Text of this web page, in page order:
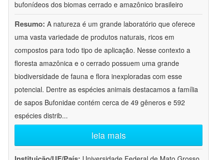
bufonídeos dos biomas cerrado e amazônico brasileiro
Resumo: A natureza é um grande laboratório que oferece
uma vasta variedade de produtos naturais, ricos em
compostos para todo tipo de aplicação. Nesse contexto a
floresta amazônica e o cerrado possuem uma grande
biodiversidade de fauna e flora inexploradas com esse
potencial. Dentre as espécies animais destacamos a família
de sapos Bufonidae contém cerca de 49 gêneros e 592
espécies distrib...
leia mais